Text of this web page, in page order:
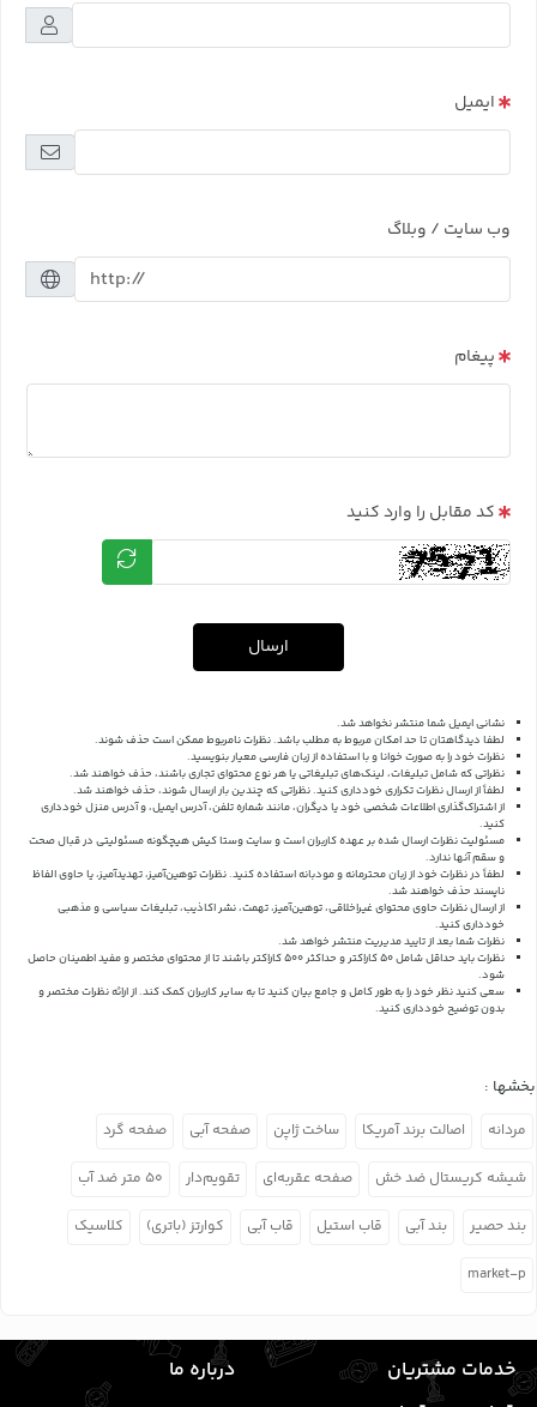
ایمیل
وب سایت / وبلاگ
پیغام
کد مقابل را وارد کنید
ارسال
نشانی ایمیل شما منتشر نخواهد شد.
لطفا دیدگاهتان تا حد امکان مربوط به مطلب باشد. نظرات نامربوط ممکن است حذف شوند.
نظرات خود را به صورت خوانا و با استفاده از زبان فارسی معیار بنویسید.
نظراتی که شامل تبلیغات، لینک‌های تبلیغاتی یا هر نوع محتوای تجاری باشند، حذف خواهند شد.
لطفاً از ارسال نظرات تکراری خودداری کنید. نظراتی که چندین بار ارسال شوند، حذف خواهند شد.
از اشتراک‌گذاری اطلاعات شخصی خود یا دیگران، مانند شماره تلفن، آدرس ایمیل، و آدرس منزل خودداری
کنید.
مسئولیت نظرات ارسال شده بر عهده کاربران است و سایت وستا کیش هیچگونه مسئولیتی در قبال صحت
و سقم آنها ندارد.
لطفاً در نظرات خود از زبان محترمانه و مودبانه استفاده کنید. نظرات توهین‌آمیز، تهدیدآمیز، یا حاوی الفاظ
ناپسند حذف خواهند شد.
از ارسال نظرات حاوی محتوای غیراخلاقی، توهین‌آمیز، تهمت، نشر اکاذیب، تبلیغات سیاسی و مذهبی
خودداری کنید.
نظرات شما بعد از تایید مدیریت منتشر خواهد شد.
نظرات باید حداقل شامل 50 کاراکتر و حداکثر 500 کاراکتر باشند تا از محتوای مختصر و مفید اطمینان حاصل
شود.
سعی کنید نظر خود را به طور کامل و جامع بیان کنید تا به سایر کاربران کمک کند.از ارائه نظرات مختصر و
بدون توضیح خودداری کنید.
بخشها :
مردانه اصالت برند آمریکا ساخت ژاپن صفحه آبی صفحه گرد
شیشه کریستال ضد خش صفحه عقربه‌ای تقویم‌دار ۵۰ متر ضد آب
بند حصیر بند آبی قاب استیل قاب آبی کوارتز (باتری) کلاسیک
market-p
خدمات مشتریان
درباره ما